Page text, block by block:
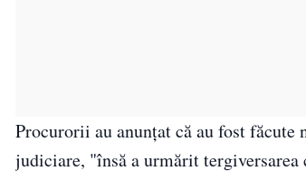
Procurorii au anunţat că au fost făcute
judiciare, "însă a urmărit